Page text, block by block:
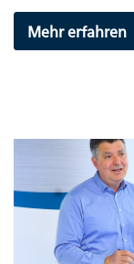
Mehr erfahren